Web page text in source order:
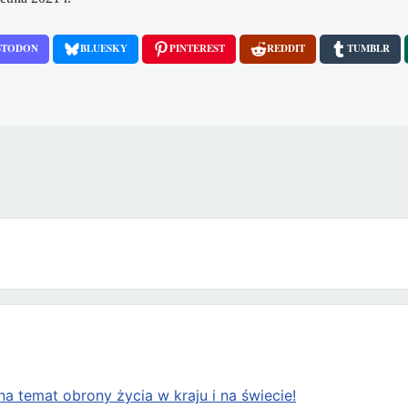
temat obrony życia w kraju i na świecie!
BLUESKY PINTEREST REDDIT TUMBLR
przyszłości ludzkości